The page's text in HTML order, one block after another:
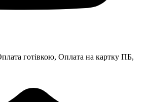
готівкою, Оплата на картку ПБ,